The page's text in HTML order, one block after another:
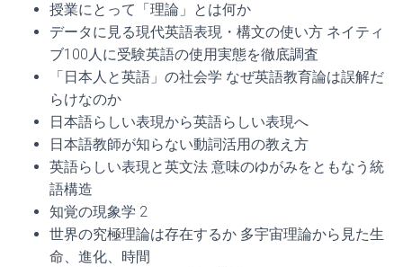
授業にとって「理論」とは何か
データに見る現代英語表現・構文の使い方 ネイティ
ブ100人に受験英語の使用実態を徹底調査
「日本人と英語」の社会学 なぜ英語教育論は誤解だ
らけなのか
日本語らしい表現から英語らしい表現へ
日本語教師が知らない動詞活用の教え方
英語らしい表現と英文法 意味のゆがみをともなう統
語構造
知覚の現象学 2
世界の究極理論は存在するか 多宇宙理論から見た生
命、進化、時間